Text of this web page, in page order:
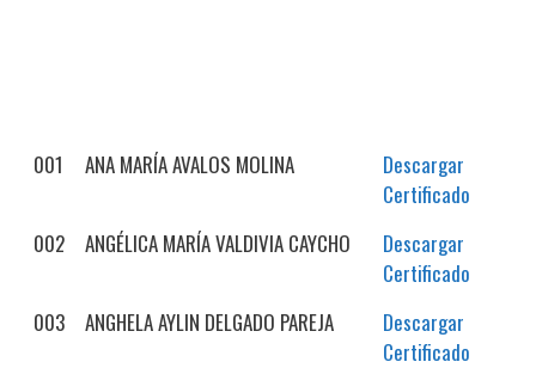
001 ANA MARÍA AVALOS MOLINA
Descargar
Certificado
002
ANGÉLICA MARÍA VALDIVIA CAYCHO
Descargar
Certificado
003
ANGHELA AYLIN DELGADO PAREJA
Descargar
Certificado